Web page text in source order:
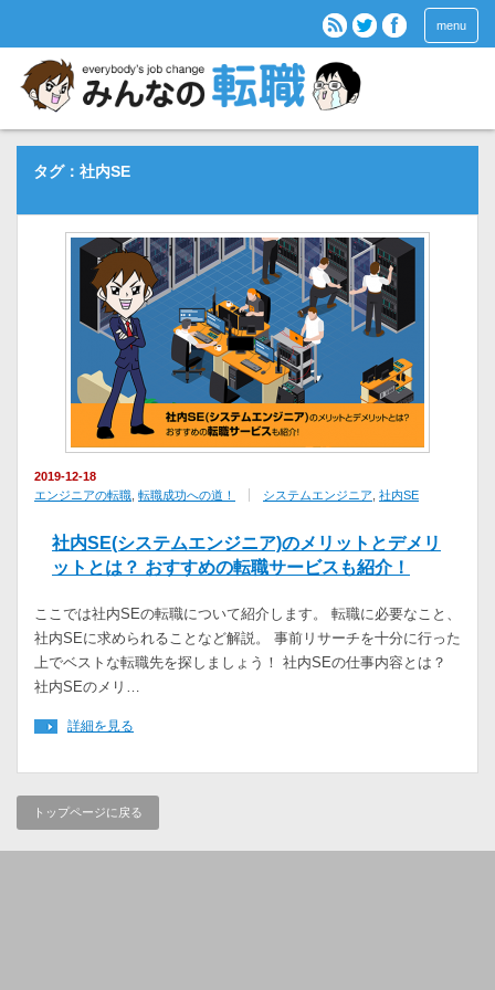
menu
タグ：社内SE
2019-12-18
エンジニアの転職 転職成功への道！ システムエンジニア 社内SE
社内SE(システムエンジニア)のメリットとデメリ
ットとは？ おすすめの転職サービスも紹介！
ここでは社内SEの転職について紹介します。 転職に必要なこと、
社内SEに求められることなど解説。 事前リサーチを十分に行った
上でベストな転職先を探しましょう！ 社内SEの仕事内容とは？
社内SEのメリ…
詳細を見る
トップページに戻る